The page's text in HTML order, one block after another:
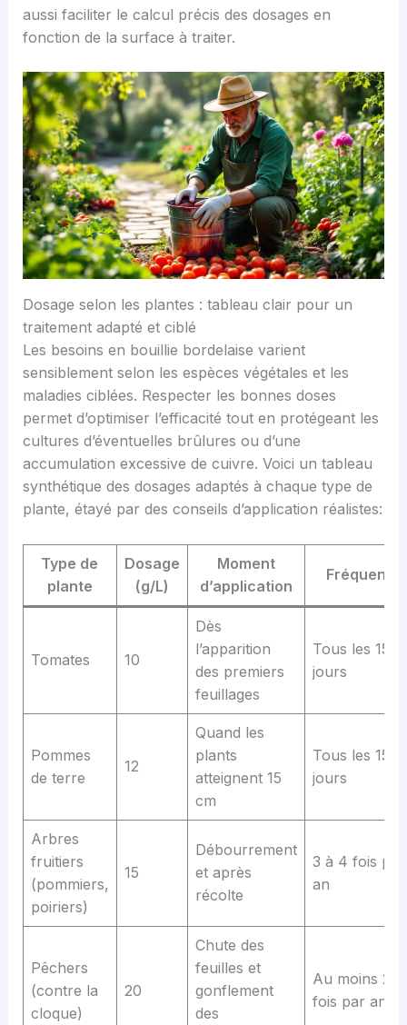
aussi faciliter le calcul précis des dosages en
fonction de la surface à traiter.
Dosage selon les plantes : tableau clair pour un
traitement adapté et ciblé
Les besoins en bouillie bordelaise varient
sensiblement selon les espèces végétales et les
maladies ciblées. Respecter les bonnes doses
permet d’optimiser l’efficacité tout en protégeant les
cultures d’éventuelles brûlures ou d’une
accumulation excessive de cuivre. Voici un tableau
synthétique des dosages adaptés à chaque type de
plante, étayé par des conseils d’application réalistes:
Type de
plante
Dosage
(g/L)
Moment
d’application
Fréquence
Tomates 10
Dès
l’apparition
des premiers
feuillages
Tous les 15
jours
Pommes
de terre
12
Quand les
plants
atteignent 15
cm
Tous les 15
jours
Arbres
fruitiers
(pommiers,
poiriers)
15
Débourrement
et après
récolte
3 à 4 fois par
an
Pêchers
(contre la
cloque)
20
Chute des
feuilles et
gonflement
des
Au moins 2
fois par an